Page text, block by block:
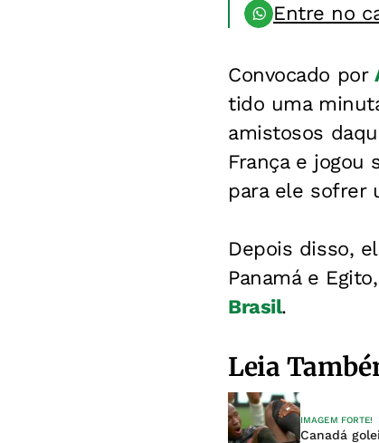
Entre no
Convocado por
tido uma
amistosos
França e
para ele sofrer
Depois disso,
Panamá e
Brasil.
Leia
IMAGEM FORTE!
Canadá